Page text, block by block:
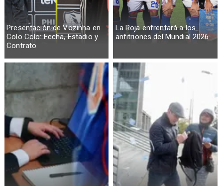
Presentación de Vozinha en
Colo Colo: Fecha, Estadio y
Contrato
La Roja enfrentará a los
anfitriones del Mundial 2026